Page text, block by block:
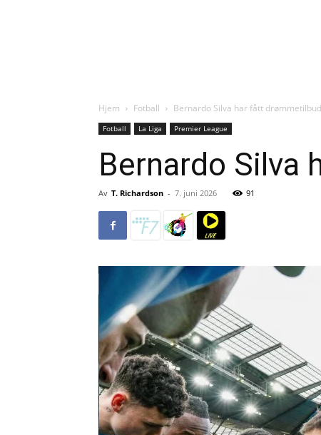
Hjem Fotball Bernardo Silva har fått
Fotball La Liga Premier League
Bernardo Silva
Av T. Richardson - 7. juni 2026 91